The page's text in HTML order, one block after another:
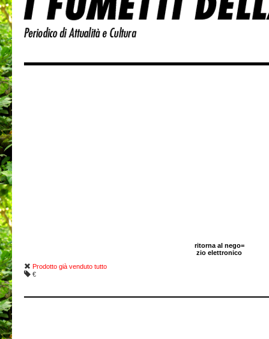
ritorna al nego=
zio elettronico
Prodotto già venduto tutto
€